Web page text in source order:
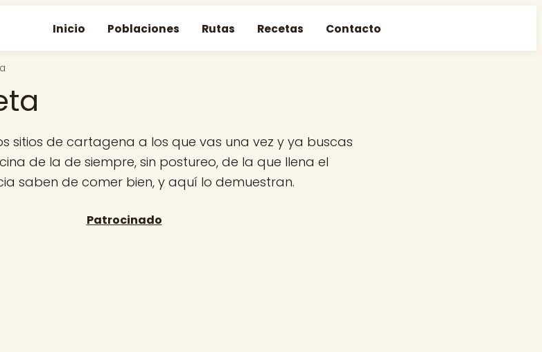
Inicio Poblaciones Rutas Recetas Contacto
sitios de cartagena a los que vas una vez y ya buscas
de la de siempre, sin postureo, de la que llena el
saben de comer bien, y aquí lo demuestran.